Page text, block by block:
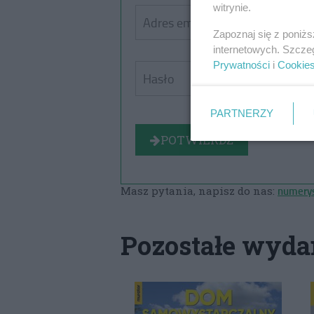
POTWIERDŹ
Masz pytania, napisz do nas:
Pozostałe
witrynie.
Zapoznaj się z
internetowych.
Prywatności i Cookies
PARTNERZY